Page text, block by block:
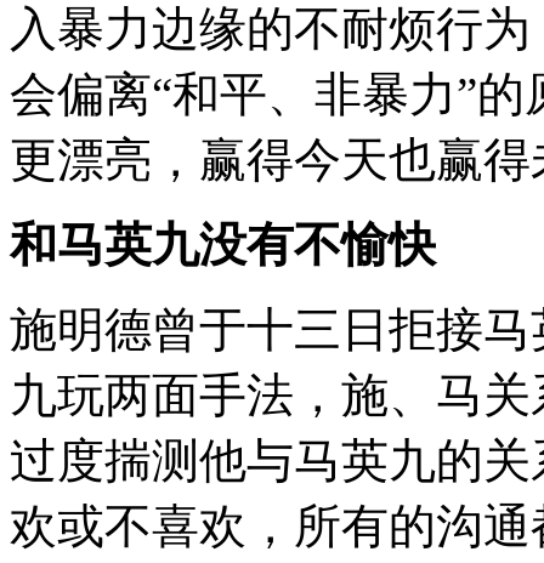
入暴力边缘的不耐烦行
会偏离“和平、非暴力”
更漂亮，赢得今天也赢
和马英九没有不愉快
施明德曾于十三日拒接
九玩两面手法，施、马
过度揣测他与马英九的
欢或不喜欢，所有的沟